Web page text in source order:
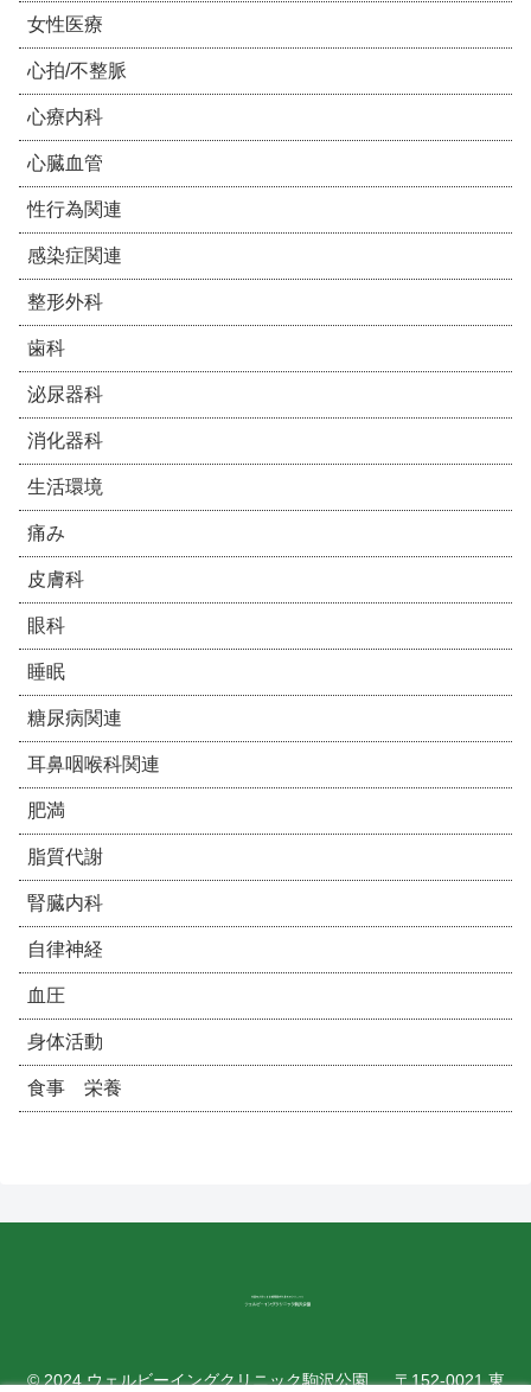
女性医療
心拍/不整脈
心療内科
心臓血管
性行為関連
感染症関連
整形外科
歯科
泌尿器科
消化器科
生活環境
痛み
皮膚科
眼科
睡眠
糖尿病関連
耳鼻咽喉科関連
肥満
脂質代謝
腎臓内科
自律神経
血圧
身体活動
食事 栄養
© 2024 ウェルビーイングクリニック駒沢公園. 〒152-0021 東